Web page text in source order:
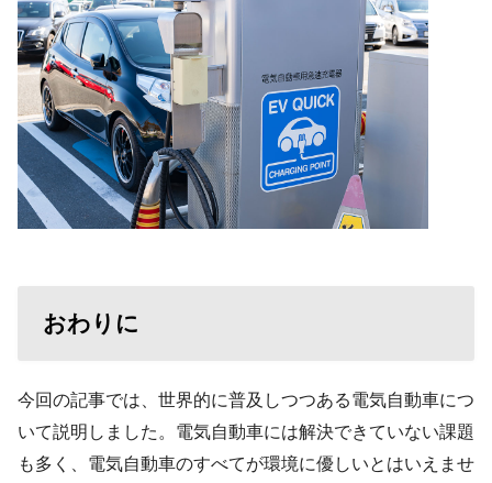
おわりに
今回の記事では、世界的に普及しつつある電気自動車につ
いて説明しました。電気自動車には解決できていない課題
も多く、電気自動車のすべてが環境に優しいとはいえませ